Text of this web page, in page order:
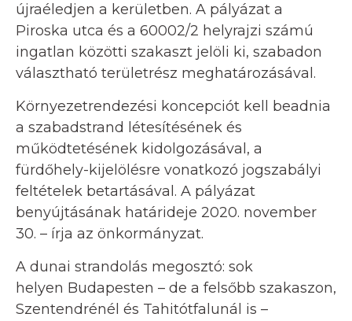
újraéledjen a kerületben. A pályázat a
Piroska utca és a 60002/2 helyrajzi számú
ingatlan közötti szakaszt jelöli ki, szabadon
választható területrész meghatározásával.
Környezetrendezési koncepciót kell beadnia
a szabadstrand létesítésének és
működtetésének kidolgozásával, a
fürdőhely-kijelölésre vonatkozó jogszabályi
feltételek betartásával. A pályázat
benyújtásának határideje 2020. november
30. – írja az önkormányzat.
A dunai strandolás megosztó: sok
helyen Budapesten – de a felsőbb szakaszon,
Szentendrénél és Tahitótfalunál is –